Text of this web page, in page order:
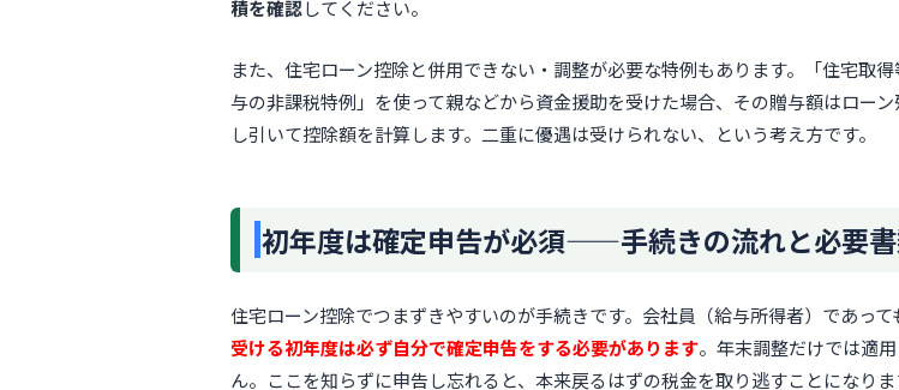
積を確認してください。
また、住宅ローン控除と併用できない・調整が必要な特例もあります。「住宅取
与の非課税特例」を使って親などから資金援助を受けた場合、その贈与額はロー
し引いて控除額を計算します。二重に優遇は受けられない、という考え方です。
初年度は確定申告が必須——手続きの流れと必要
住宅ローン控除でつまずきやすいのが手続きです。会社員（給与所得者）であって
受ける初年度は必ず自分で確定申告をする必要があります。年末調整だけでは適
ん。ここを知らずに申告し忘れると、本来戻るはずの税金を取り逃すことになりま